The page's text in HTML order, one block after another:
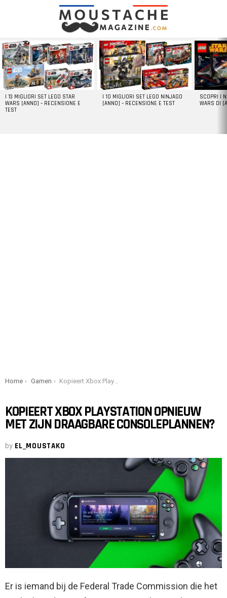
LATEST
STORIES
I 13 MIGLIORI SET LEGO STAR
WARS [ANNO] – RECENSIONE E
TEST
I 10 MIGLIORI SET LEGO NINJAGO
[ANNO] – RECENSIONE E TEST
SCOPRI I
WARS DI
You are here:
Home Gamen Kopieert Xbox PlayStation opnieuw met zijn draagbare consoleplannen?
KOPIEERT XBOX PLAYSTATION OPNIEUW
MET ZIJN DRAAGBARE CONSOLEPLANNEN?
by EL_MOUSTAKO
Er is iemand bij de Federal Trade Commission die het